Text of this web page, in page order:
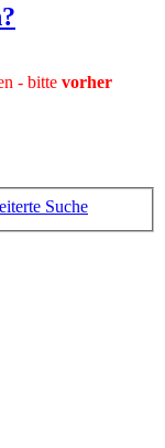
- bitte vorher
Suche